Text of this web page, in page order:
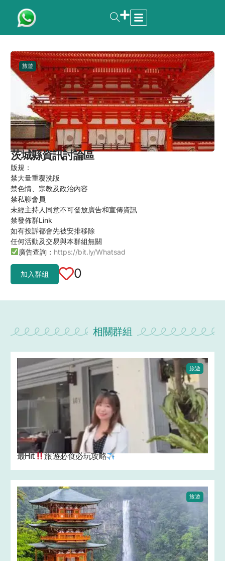
旅遊
茨城縣資訊討論區
版規：
禁大量重覆洗版
禁色情、宗教及政治內容
禁私聊會員
未經主持人同意不可發放廣告和宣傳資訊
禁發佈群Link
如有投訴都會先被安排移除
任何活動及交易與本群組無關
廣告查詢： https://bit.ly/Whatsad
加入群組 0
相關群組
旅遊
最Hit 旅遊必食必玩攻略
旅遊